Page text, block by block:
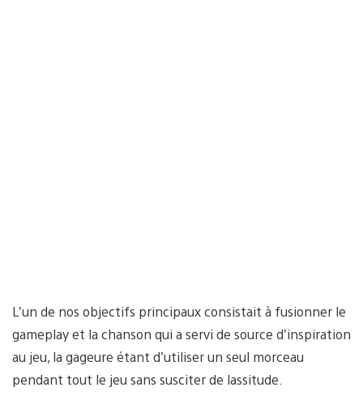
L’un de nos objectifs principaux consistait à fusionner le
gameplay et la chanson qui a servi de source d’inspiration
au jeu, la gageure étant d’utiliser un seul morceau
pendant tout le jeu sans susciter de lassitude.